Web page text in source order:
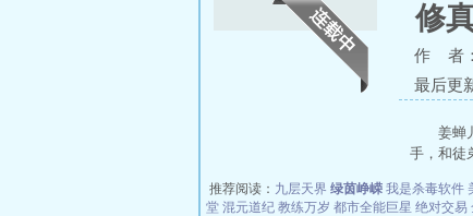
修
作 者
最后更
姜蝉
手，和徒
推荐阅读： 九层天界 绿茵峥嵘 我是杀毒软件
堂 混元道纪 教练万岁 都市全能巨星 绝对交易